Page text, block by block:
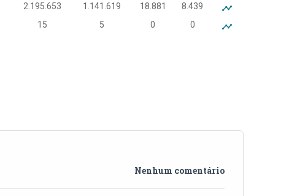
2.195.653 1.141.619 18.881
8.439
15 5 0 0
Nenhum comentário